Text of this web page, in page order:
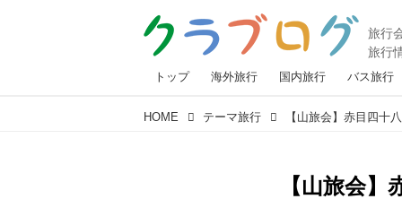
トップ 海外旅行 国内旅行 バス旅行
HOME テーマ旅行 【山旅会】赤目四十
【山旅会】